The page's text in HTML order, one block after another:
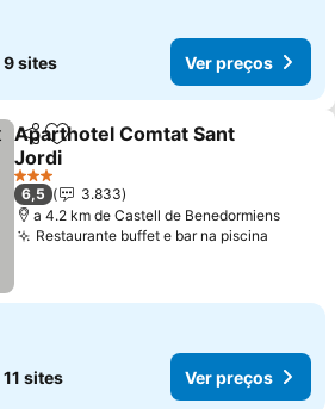
9 sites Ver preços
PartilharAdicionar aos favoritos
Aparthotel Comtat Sant
Jordi
3 Estrelas
6,5
3.833
a 4.2 km de Castell de Benedormiens
Restaurante buffet e bar na piscina
11 sites Ver preços